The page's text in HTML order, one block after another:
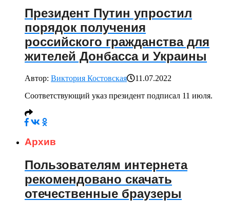
Президент Путин упростил
порядок получения
российского гражданства для
жителей Донбасса и Украины
Автор: Виктория Костовская
11.07.2022
Соответствующий указ президент подписал 11 июля.
Архив
Пользователям интернета
рекомендовано скачать
отечественные браузеры